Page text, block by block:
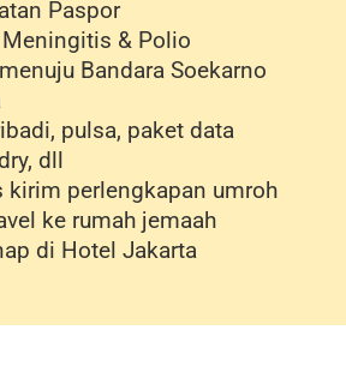
Paspor
& Polio
Bandara Soekarno
pulsa, paket data
dll
kirim perlengkapan umroh
ke rumah jemaah
di Hotel Jakarta